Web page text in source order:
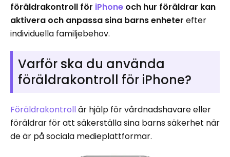
föräldrakontroll för iPhone och hur föräldrar kan
aktivera och anpassa sina barns enheter efter
individuella familjebehov.
Varför ska du använda
föräldrakontroll för iPhone?
Föräldrakontrollär hjälp för vårdnadshavare eller
föräldrar för att säkerställa sina barns säkerhet när
de är på sociala medieplattformar.